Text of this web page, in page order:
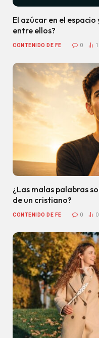
El azúcar en el
entre ellos?
CONTENIDO DE FE 0
¿Las malas palabras
de un cristiano?
CONTENIDO DE FE 0